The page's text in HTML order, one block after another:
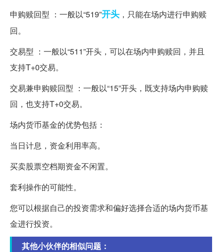
申购赎回型 ：一般以“519”开头 ，只能在场内进行申购赎
回。
交易型 ：一般以“511”开头，可以在场内申购赎回，并且
支持T+0交易。
交易兼申购赎回型 ：一般以“15”开头，既支持场内申购赎
回，也支持T+0交易。
场内货币基金的优势包括：
当日计息，资金利用率高。
买卖股票空档期资金不闲置。
套利操作的可能性。
您可以根据自己的投资需求和偏好选择合适的场内货币基
金进行投资。
其他小伙伴的相似问题：